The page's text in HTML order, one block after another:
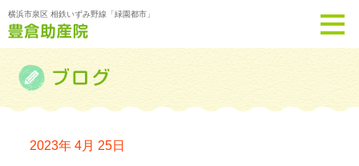
横浜市泉区 相鉄いずみ野線「緑園都市」
2023年 4月 25日